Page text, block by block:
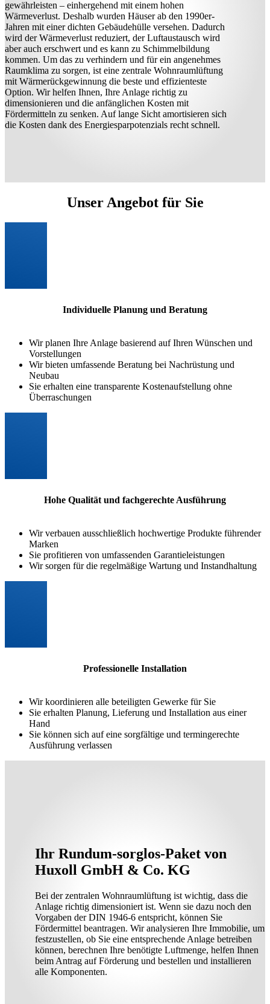
gewährleisten – einhergehend mit einem hohen
Wärmeverlust. Deshalb wurden Häuser ab den 1990er-
Jahren mit einer dichten Gebäudehülle versehen. Dadurch
wird der Wärmeverlust reduziert, der Luftaustausch wird
aber auch erschwert und es kann zu Schimmelbildung
kommen. Um das zu verhindern und für ein angenehmes
Raumklima zu sorgen, ist eine zentrale Wohnraumlüftung
mit Wärmerückgewinnung die beste und effizienteste
Option. Wir helfen Ihnen, Ihre Anlage richtig zu
dimensionieren und die anfänglichen Kosten mit
Fördermitteln zu senken. Auf lange Sicht amortisieren sich
die Kosten dank des Energiesparpotenzials recht schnell.
Unser Angebot für Sie
Individuelle Planung und Beratung
Wir planen Ihre Anlage basierend auf Ihren Wünschen und
Vorstellungen
Wir bieten umfassende Beratung bei Nachrüstung und
Neubau
Sie erhalten eine transparente Kostenaufstellung ohne
Überraschungen
Hohe Qualität und fachgerechte Ausführung
Wir verbauen ausschließlich hochwertige Produkte führender
Marken
Sie profitieren von umfassenden Garantieleistungen
Wir sorgen für die regelmäßige Wartung und Instandhaltung
Professionelle Installation
Wir koordinieren alle beteiligten Gewerke für Sie
Sie erhalten Planung, Lieferung und Installation aus einer
Hand
Sie können sich auf eine sorgfältige und termingerechte
Ausführung verlassen
Ihr Rundum-sorglos-Paket von
Huxoll GmbH & Co. KG
Bei der zentralen Wohnraumlüftung ist wichtig, dass die
Anlage richtig dimensioniert ist. Wenn sie dazu noch den
Vorgaben der DIN 1946-6 entspricht, können Sie
Fördermittel beantragen. Wir analysieren Ihre Immobilie, um
festzustellen, ob Sie eine entsprechende Anlage betreiben
können, berechnen Ihre benötigte Luftmenge, helfen Ihnen
beim Antrag auf Förderung und bestellen und installieren
alle Komponenten.